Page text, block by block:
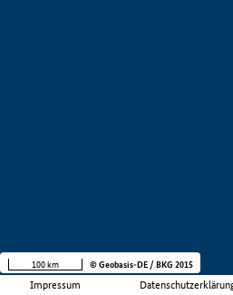
Impressum
100 km © Geobasis-DE / BKG 2015